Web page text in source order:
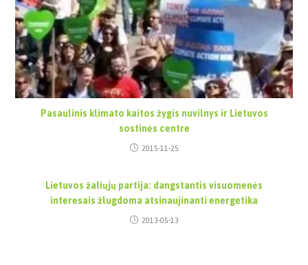
Pasaulinis klimato kaitos žygis nuvilnys ir Lietuvos
sostinės centre
2015-11-25
Lietuvos žaliųjų partija: dangstantis visuomenės
interesais žlugdoma atsinaujinanti energetika
2013-05-13